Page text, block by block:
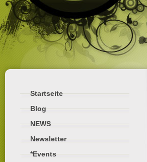
Startseite
Blog
NEWS
Newsletter
*Events